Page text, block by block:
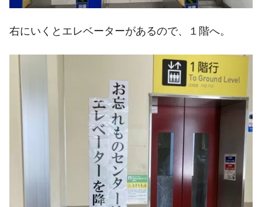
右にいくとエレベーターがあるので、１階へ。